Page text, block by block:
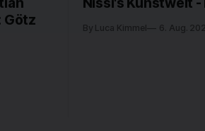
Götz
Nissi's Kunstwelt -
By Luca Kimmel 6. Aug.